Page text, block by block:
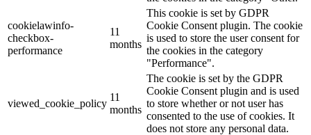
cookielawinfo-
checkbox-
performance
11
months
This cookie is set by GDPR
Cookie Consent plugin. The cookie
is used to store the user consent for
the cookies in the category
"Performance".
viewed_cookie_policy
11
months
The cookie is set by the GDPR
Cookie Consent plugin and is used
to store whether or not user has
consented to the use of cookies. It
does not store any personal data.